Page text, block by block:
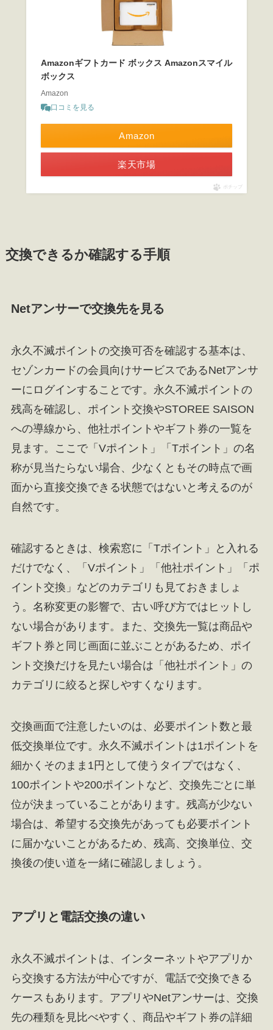
Amazonギフトカード ボックス Amazonスマイル
ボックス
Amazon
口コミを見る
Amazon
楽天市場
ポチップ
交換できるか確認する手順
Netアンサーで交換先を見る
永久不滅ポイントの交換可否を確認する基本は、
セゾンカードの会員向けサービスであるNetアンサ
ーにログインすることです。永久不滅ポイントの
残高を確認し、ポイント交換やSTOREE SAISON
への導線から、他社ポイントやギフト券の一覧を
見ます。ここで「Vポイント」「Tポイント」の名
称が見当たらない場合、少なくともその時点で画
面から直接交換できる状態ではないと考えるのが
自然です。
確認するときは、検索窓に「Tポイント」と入れる
だけでなく、「Vポイント」「他社ポイント」「ポ
イント交換」などのカテゴリも見ておきましょ
う。名称変更の影響で、古い呼び方ではヒットし
ない場合があります。また、交換先一覧は商品や
ギフト券と同じ画面に並ぶことがあるため、ポイ
ント交換だけを見たい場合は「他社ポイント」の
カテゴリに絞ると探しやすくなります。
交換画面で注意したいのは、必要ポイント数と最
低交換単位です。永久不滅ポイントは1ポイントを
細かくそのまま1円として使うタイプではなく、
100ポイントや200ポイントなど、交換先ごとに単
位が決まっていることがあります。残高が少ない
場合は、希望する交換先があっても必要ポイント
に届かないことがあるため、残高、交換単位、交
換後の使い道を一緒に確認しましょう。
アプリと電話交換の違い
永久不滅ポイントは、インターネットやアプリか
ら交換する方法が中心ですが、電話で交換できる
ケースもあります。アプリやNetアンサーは、交換
先の種類を見比べやすく、商品やギフト券の詳細